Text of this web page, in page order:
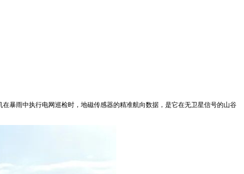
暴雨中执行电网巡检时，地磁传感器的精准航向数据，是它在无卫星信号的山谷